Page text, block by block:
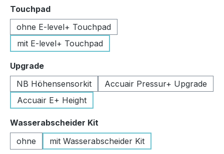
Touchpadauswählen
ohne E-level+ Touchpad
mit E-level+ Touchpad
Upgradeauswählen
NB Höhensensorkit
Accuair Pressur+ Upgrade
Accuair E+ Height
Wasserabscheider Kit
ohne
mit Wasserabscheider Kit